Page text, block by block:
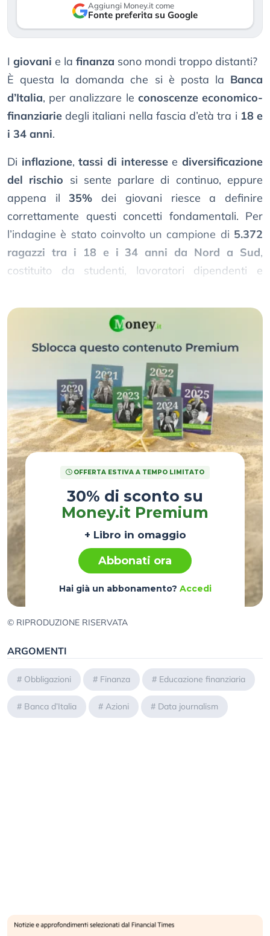
Aggiungi Money.it come
Fonte preferita su Google
I giovani e la finanza sono mondi troppo distanti?
È questa la domanda che si è posta la Banca
d’Italia, per analizzare le conoscenze economico-
finanziarie degli italiani nella fascia d’età tra i 18 e
i 34 anni.
Di inflazione,tassi di interesseediversificazione
del rischio si sente parlare di continuo, eppure
appena il35% dei giovani riesce a definire
correttamente questi concetti fondamentali. Per
l’indagine è stato coinvolto un campione di 5.372
ragazzi tra i 18 e i 34 anni da Nord a Sud,
costituito da studenti, lavoratori dipendenti e
OFFERTA ESTIVA A TEMPO LIMITATO
30% di sconto su
Money.it Premium
+ Libro in omaggio
Abbonati ora
Hai già un abbonamento? Accedi
© RIPRODUZIONE RISERVATA
ARGOMENTI
# Obbligazioni # Finanza # Educazione finanziaria
# Banca d’Italia # Azioni # Data journalism